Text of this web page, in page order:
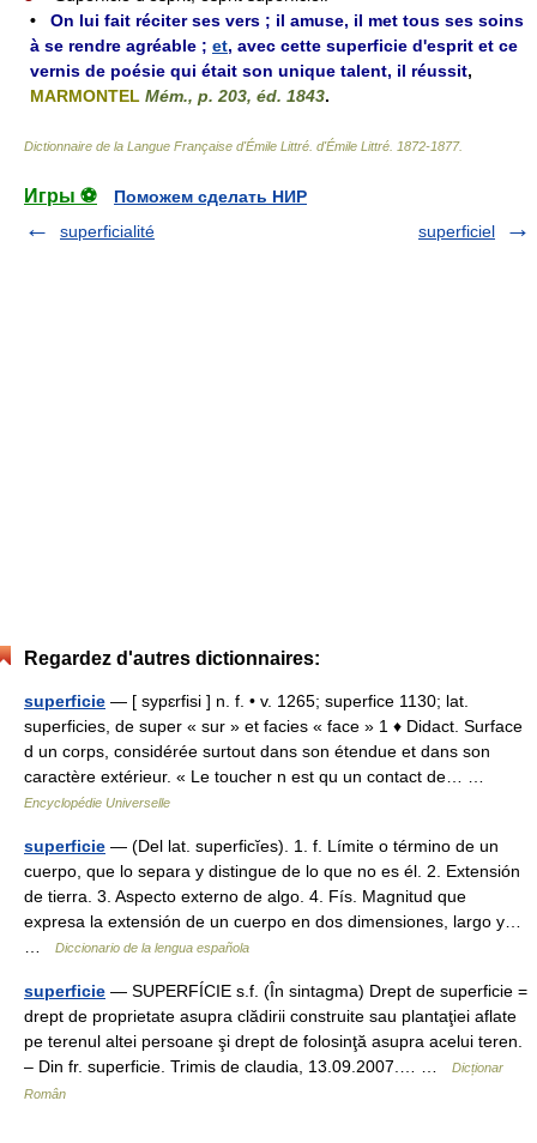
• On lui fait réciter ses vers ; il amuse, il met tous ses soins
à se rendre agréable ; et, avec cette superficie d'esprit et ce
vernis de poésie qui était son unique talent, il réussit,
MARMONTEL Mém., p. 203, éd. 1843.
Dictionnaire de la Langue Française d'Émile Littré d'Émile Littré 1872-1877.
Игры ⚽
Поможем сделать НИР
superficialité
superficiel
Regardez d'autres dictionnaires:
superficie — [ sypɛrfisi ] n. f. • v. 1265; superfice 1130; lat.
superficies, de super « sur » et facies « face » 1 ♦ Didact. Surface
d un corps, considérée surtout dans son étendue et dans son
caractère extérieur. « Le toucher n est qu un contact de… …
Encyclopédie Universelle
superficie — (Del lat. superficĭes). 1. f. Límite o término de un
cuerpo, que lo separa y distingue de lo que no es él. 2. Extensión
de tierra. 3. Aspecto externo de algo. 4. Fís. Magnitud que
expresa la extensión de un cuerpo en dos dimensiones, largo y…
Diccionario de la lengua española
superficie — SUPERFÍCIE s.f. (În sintagma) Drept de superficie =
drept de proprietate asupra clădirii construite sau plantaţiei aflate
pe terenul altei persoane şi drept de folosinţă asupra acelui teren.
– Din fr. superficie. Trimis de claudia, 13.09.2007.… …
Dicționar
Român